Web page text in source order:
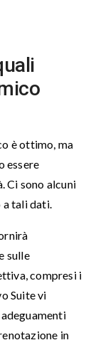
è ottimo, ma
essere
Ci sono alcuni
a tali dati.
sulle
compresi i
Suite vi
in